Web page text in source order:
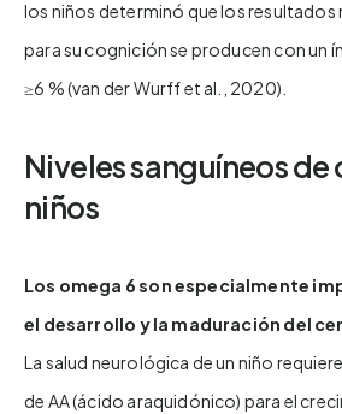
los niños determinó que los
para su cognición se producen con un
≥6 % (van der Wurff et al., 2020).
Niveles sanguíneos
niños
Los omega 6 son especialmente
el desarrollo y la maduración del
La salud neurológica de un niño
de AA (ácido araquidónico) para el